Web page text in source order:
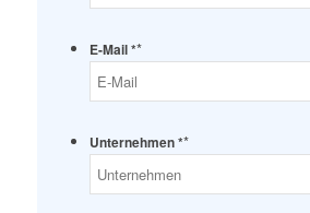
E-Mail **
Unternehmen **